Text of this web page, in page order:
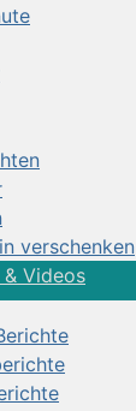
verschenken
Videos